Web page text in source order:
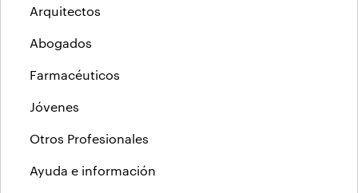
Arquitectos
Abogados
Farmacéuticos
Jóvenes
Otros Profesionales
Ayuda e información